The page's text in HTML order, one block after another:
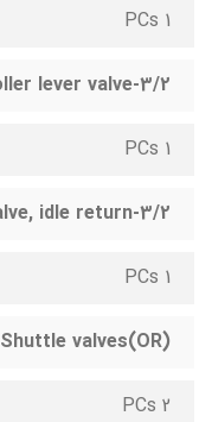
1 PCs
3/2-way roller lever valve
1 PCs
3/2-way roller lever valve, idle return
1 PCs
Shuttle valves(OR)
2 PCs